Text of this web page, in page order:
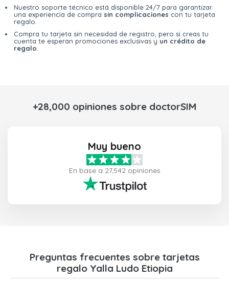
Nuestro soporte técnico está disponible 24/7 para garantizar
una experiencia de compra sin complicaciones con tu tarjeta
regalo.
Compra tu tarjeta sin necesidad de registro, pero si creas tu
cuenta te esperan promociones exclusivas y un crédito de
regalo
+28,000 opiniones sobre doctorSIM
Muy bueno
En base a 27,542 opiniones
Preguntas frecuentes sobre tarjetas
regalo Yalla Ludo Etiopia